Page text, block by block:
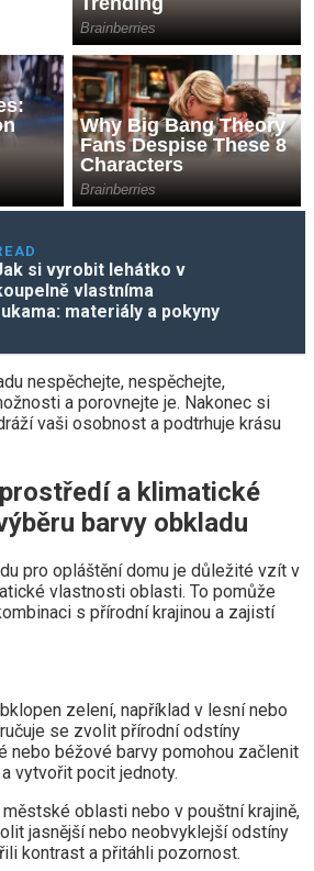
si vyrobit lehátko v
vlastníma
materiály a pokyny
nespěchejte, nespěchejte,
a porovnejte je. Nakonec si
vaši osobnost a podtrhuje krásu
a klimatické
barvy obkladu
pro opláštění domu je důležité vzít v
vlastnosti oblasti. To pomůže
s přírodní krajinou a zajistí
zelení, například v lesní nebo
se zvolit přírodní odstíny
nebo béžové barvy pomohou začlenit
vytvořit pocit jednoty.
oblasti nebo v pouštní krajině,
jasnější nebo neobvyklejší odstíny
kontrast a přitáhli pozornost.